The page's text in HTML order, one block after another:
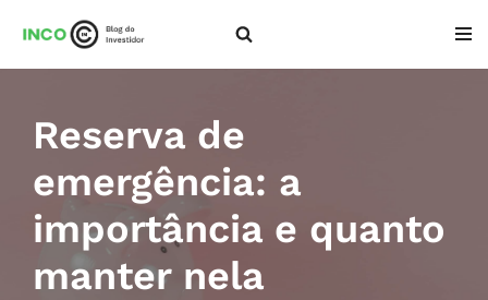
conteúdo
Reserva de
emergência: a
importância e quanto
manter nela